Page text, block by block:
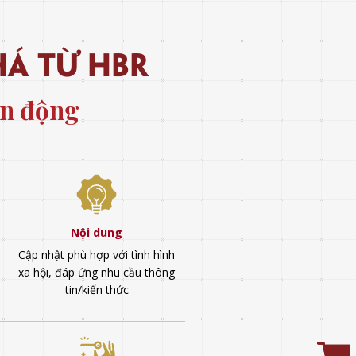
từ hbr
Nội dung
Cập nhật phù hợp với tình hình
xã hội, đáp ứng nhu cầu thông
tin/kiến thức
động